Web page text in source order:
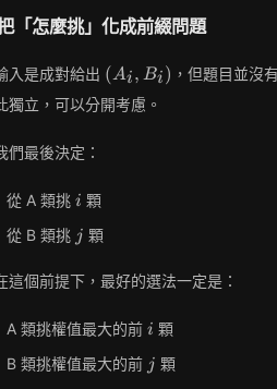
「怎麼挑」化成前綴問題
入是成對給出 (A_i,B_i)
(Ai, Bi) ，但題目並沒
獨立，可以分開考慮。
們最後決定：
從 A 類挑 i
i 顆
從 B 類挑 jj 顆
這個前提下，最好的選法一定是：
A 類挑權值最大的前 i
i 顆
B 類挑權值最大的前 jj 顆